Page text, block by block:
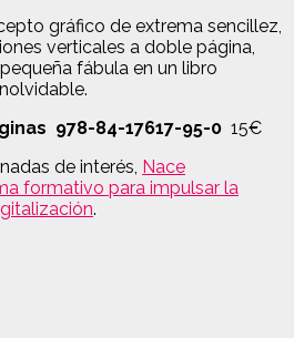
gráfico de extrema sencillez,
verticales a doble página,
fábula en un libro
978-84-17617-95-0 15€
de interés, Nace
formativo para impulsar la
.